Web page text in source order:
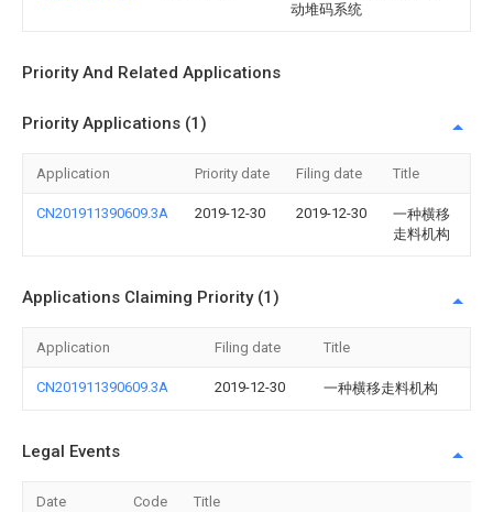
动堆码系统
Priority And Related Applications
Priority Applications (1)
Application Priority date Filing date Title
CN201911390609.3A 2019-12-30 2019-12-30
一种横移
走料机构
Applications Claiming Priority (1)
Application Filing date Title
CN201911390609.3A 2019-12-30 一种横移走料机构
Legal Events
Date Code Title